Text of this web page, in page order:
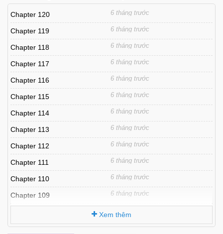
Chapter 120 6 tháng trước
Chapter 119 6 tháng trước
Chapter 118 6 tháng trước
Chapter 117 6 tháng trước
Chapter 116 6 tháng trước
Chapter 115 6 tháng trước
Chapter 114 6 tháng trước
Chapter 113 6 tháng trước
Chapter 112 6 tháng trước
Chapter 111 6 tháng trước
Chapter 110 6 tháng trước
Chapter 109 6 tháng trước
Chapter 107 6 tháng trước
Xem thêm